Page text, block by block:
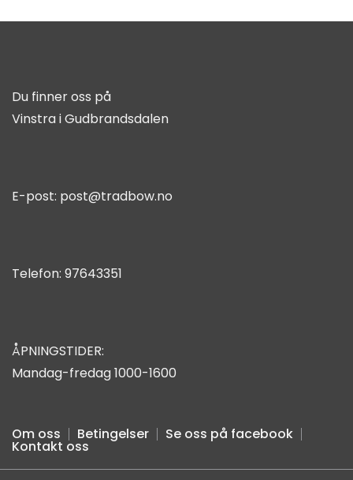
Du finner oss på
Vinstra i Gudbrandsdalen
E-post: post@tradbow.no
Telefon: 97643351
ÅPNINGSTIDER:
Mandag-fredag 1000-1600
Om oss Betingelser Se oss på facebook
Kontakt oss